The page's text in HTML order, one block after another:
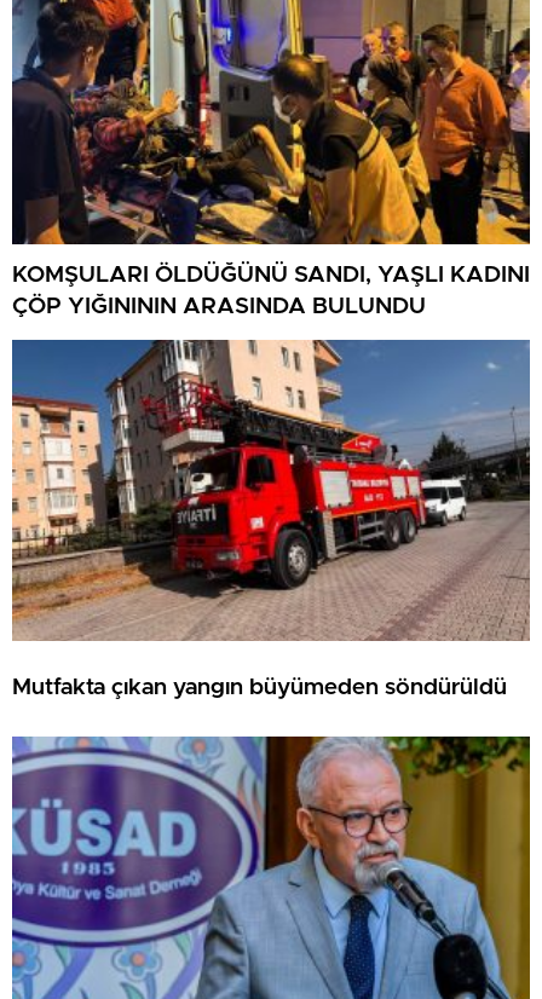
KOMŞULARI ÖLDÜĞÜNÜ SANDI, YAŞLI KADINI
ÇÖP YIĞINININ ARASINDA BULUNDU
Mutfakta çıkan yangın büyümeden söndürüldü